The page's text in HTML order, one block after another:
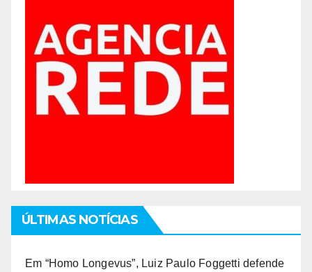
ÚLTIMAS NOTÍCIAS
Em “Homo Longevus”, Luiz Paulo Foggetti defende